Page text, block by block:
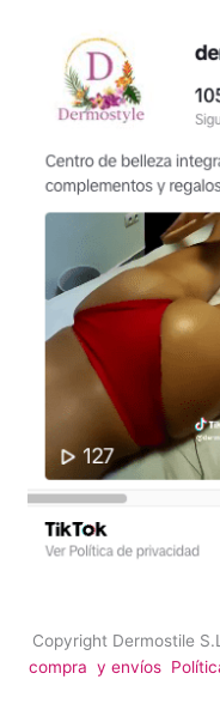
Copyright Dermostile
compra y envíos